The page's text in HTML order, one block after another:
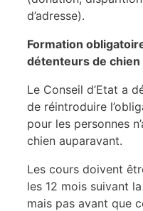
d’adresse).
Formation
détenteurs de chien
Le Conseil d’Etat a
de réintroduire
pour les personnes
chien auparavant.
Les cours doivent
les 12 mois suivant
mais pas avant que